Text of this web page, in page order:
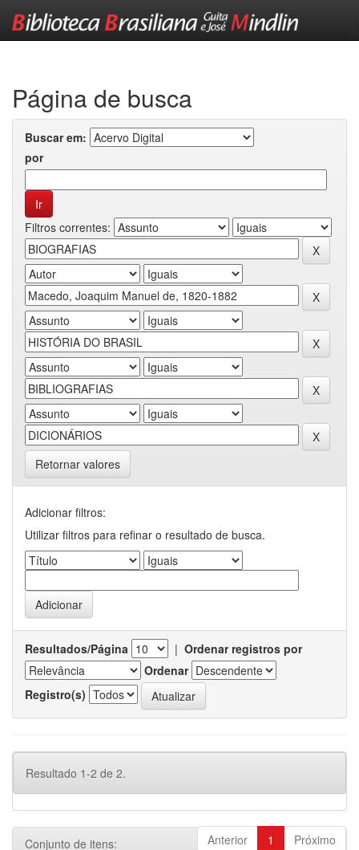
Página de busca
Buscar em:
por
Filtros correntes:
Retornar valores
Adicionar filtros:
Utilizar filtros para refinar o resultado de busca.
Resultados/Página | Ordenar registros por
Ordenar
Registro(s)
Resultado 1-2 de 2.
Anterior 1 Próximo
Conjunto de itens: